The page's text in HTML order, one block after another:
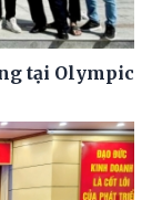
tại Olympic